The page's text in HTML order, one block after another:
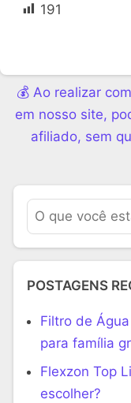
191
💰 Ao realizar
em nosso site,
afiliado, sem
POSTAGENS
Filtro de
para família
Flexzon Top
escolher?